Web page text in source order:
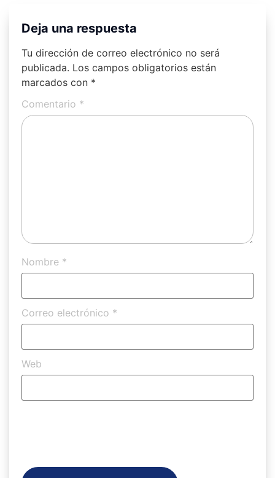
Deja una respuesta
Tu dirección de correo electrónico no será
publicada. Los campos obligatorios están
marcados con *
Comentario *
Nombre *
Correo electrónico *
Web